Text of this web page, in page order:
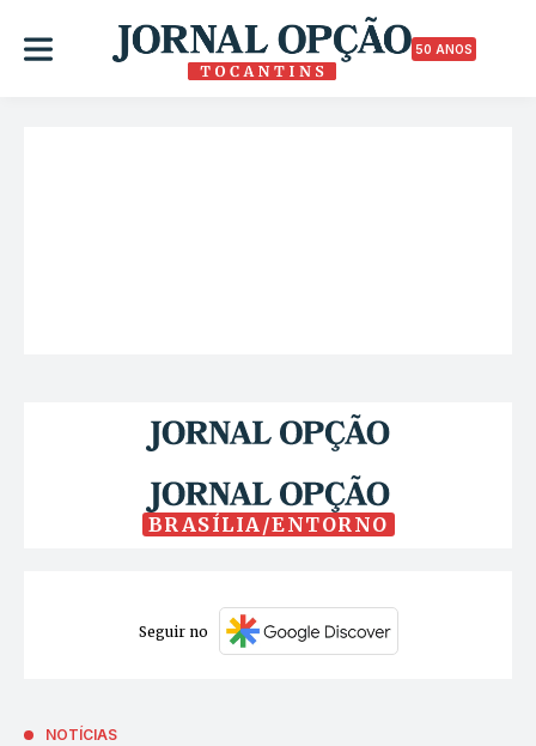
50 ANOS
BRASÍLIA/ENTORNO
Seguir no
NOTÍCIAS